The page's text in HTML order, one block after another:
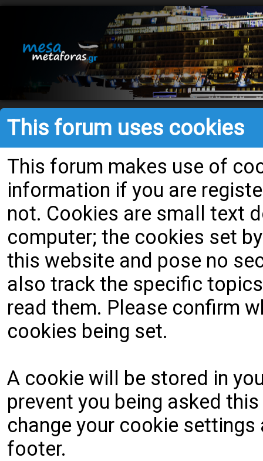
This forum uses cookies
This forum makes use of
information if you are
not. Cookies are small text
computer; the cookies set
this website and pose no
also track the specific
read them. Please confirm
cookies being set.
A cookie will be stored in
prevent you being asked
change your cookie
footer.